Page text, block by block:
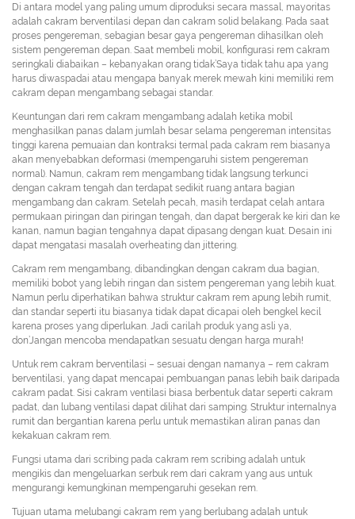
Di antara model yang paling umum diproduksi secara massal, mayoritas
adalah cakram berventilasi depan dan cakram solid belakang. Pada saat
proses pengereman, sebagian besar gaya pengereman dihasilkan oleh
sistem pengereman depan. Saat membeli mobil, konfigurasi rem cakram
seringkali diabaikan – kebanyakan orang tidak’Saya tidak tahu apa yang
harus diwaspadai atau mengapa banyak merek mewah kini memiliki rem
cakram depan mengambang sebagai standar.
Keuntungan dari rem cakram mengambang adalah ketika mobil
menghasilkan panas dalam jumlah besar selama pengereman intensitas
tinggi karena pemuaian dan kontraksi termal pada cakram rem biasanya
akan menyebabkan deformasi (mempengaruhi sistem pengereman
normal). Namun, cakram rem mengambang tidak langsung terkunci
dengan cakram tengah dan terdapat sedikit ruang antara bagian
mengambang dan cakram. Setelah pecah, masih terdapat celah antara
permukaan piringan dan piringan tengah, dan dapat bergerak ke kiri dan ke
kanan, namun bagian tengahnya dapat dipasang dengan kuat. Desain ini
dapat mengatasi masalah overheating dan jittering.
Cakram rem mengambang, dibandingkan dengan cakram dua bagian,
memiliki bobot yang lebih ringan dan sistem pengereman yang lebih kuat.
Namun perlu diperhatikan bahwa struktur cakram rem apung lebih rumit,
dan standar seperti itu biasanya tidak dapat dicapai oleh bengkel kecil
karena proses yang diperlukan. Jadi carilah produk yang asli ya,
don’Jangan mencoba mendapatkan sesuatu dengan harga murah!
Untuk rem cakram berventilasi – sesuai dengan namanya – rem cakram
berventilasi, yang dapat mencapai pembuangan panas lebih baik daripada
cakram padat. Sisi cakram ventilasi biasa berbentuk datar seperti cakram
padat, dan lubang ventilasi dapat dilihat dari samping. Struktur internalnya
rumit dan bergantian karena perlu untuk memastikan aliran panas dan
kekakuan cakram rem.
Fungsi utama dari scribing pada cakram rem scribing adalah untuk
mengikis dan mengeluarkan serbuk rem dari cakram yang aus untuk
mengurangi kemungkinan mempengaruhi gesekan rem.
Tujuan utama melubangi cakram rem yang berlubang adalah untuk